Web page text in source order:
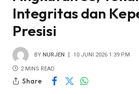
Integritas dan
Presisi
BY NURJEN 10 JUNI 2026 1:39 PM
2 MINS READ
Share